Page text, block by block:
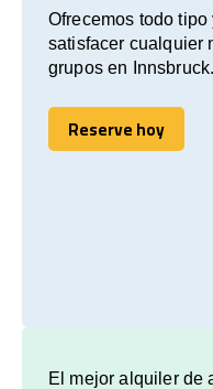
Ofrecemos todo
satisfacer cualquier
grupos en Innsbruck.
Reserve hoy
Reserve hoy
El mejor alquiler de